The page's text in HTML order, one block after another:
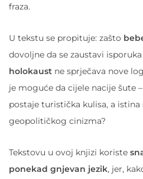
fraza.
U tekstu se propituje: zašto
dovoljne da se zaustavi
holokaust ne sprječava nove
je moguće da cijele nacije šute
postaje turistička kulisa, a
geopolitičkog cinizma?
Tekstovu u ovoj knjizi koriste
ponekad gnjevan jezik, jer,